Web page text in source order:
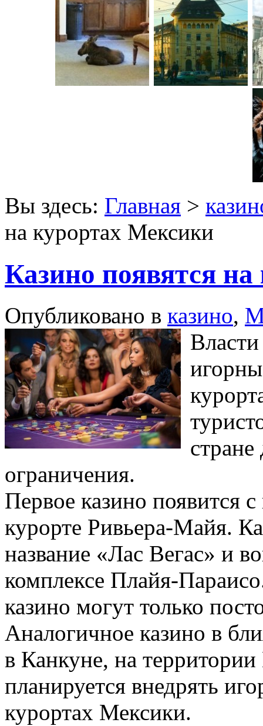
Вы здесь: Главная >
на курортах Мексики
Казино появятся
Опубликовано в казино,
стране
ограничения.
Первое казино появится
курорте Ривьера-Майя.
название «Лас Вегас» и
комплексе Плайя-
казино могут только
Аналогичное казино в
в Канкуне, на
планируется внедрять
курортах Мексики.